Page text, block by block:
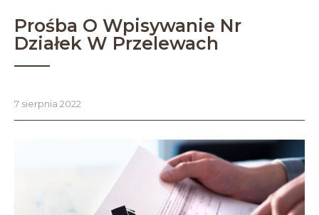
Prośba O Wpisywanie Nr
Działek W Przelewach
7 sierpnia 2022